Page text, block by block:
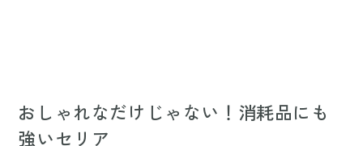
おしゃれなだけじゃない！消耗品にも
強いセリア